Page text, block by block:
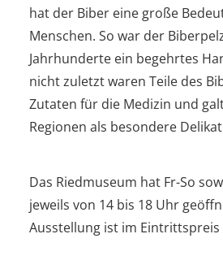
hat der Biber eine große
Menschen. So war der
Jahrhunderte ein begehrtes
nicht zuletzt waren Teile des
Zutaten für die Medizin und
Regionen als besondere
Das Riedmuseum hat Fr-So
jeweils von 14 bis 18 Uhr
Ausstellung ist im